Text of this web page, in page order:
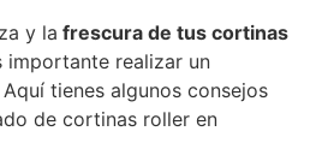
y la frescura de tus cortinas
importante realizar un
tienes algunos consejos
de cortinas roller en